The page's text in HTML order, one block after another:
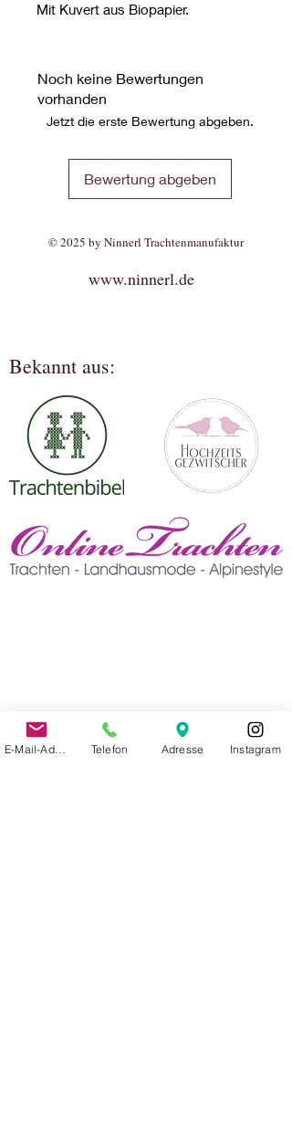
Mit Kuvert aus Biopapier.
Noch keine Bewertungen
vorhanden
Jetzt die erste Bewertung abgeben.
Bewertung abgeben
© 2025 by Ninnerl Trachtenmanufaktur
www.ninnerl.de
Bekannt aus:
E-Mail-Adresse Telefon Adresse Instagram